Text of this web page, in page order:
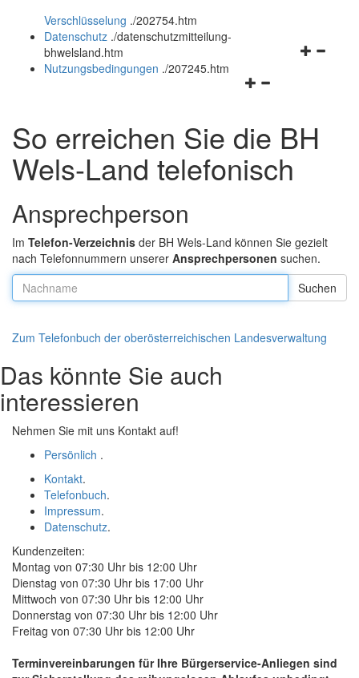
und
schließen
Verschlüsselung ./202754.htm
Datenschutz ./datenschutzmitteilung-
bhwelsland.htm
Navigationsmenü
schließen
Nutzungsbedingungen ./207245.htm
So erreichen Sie die BH
Wels-Land telefonisch
Ansprechperson
Im Telefon-Verzeichnis der BH Wels-Land können Sie gezielt
nach Telefonnummern unserer Ansprechpersonen suchen.
Nachname:
Zum Telefonbuch der oberösterreichischen Landesverwaltung
Das könnte Sie auch
interessieren
Nehmen Sie mit uns Kontakt auf!
Persönlich .
Kontakt.
Telefonbuch.
Impressum.
Datenschutz.
Kundenzeiten:
Montag von 07:30 Uhr bis 12:00 Uhr
Dienstag von 07:30 Uhr bis 17:00 Uhr
Mittwoch von 07:30 Uhr bis 12:00 Uhr
Donnerstag von 07:30 Uhr bis 12:00 Uhr
Freitag von 07:30 Uhr bis 12:00 Uhr
Terminvereinbarungen für Ihre Bürgerservice-Anliegen sind